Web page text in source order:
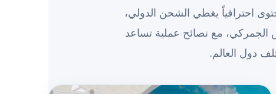
احترافياً يغطي الشحن الدولي،
مع نصائح عملية تساعد
دول العالم.